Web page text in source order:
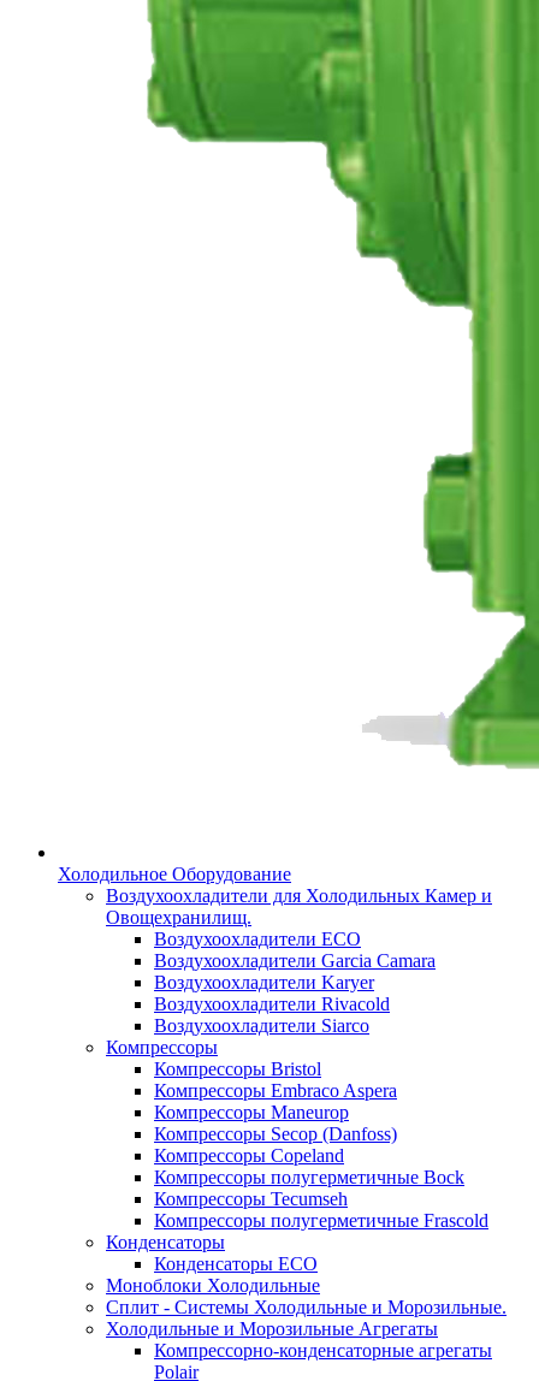
Холодильное Оборудование
Воздухоохладители для Холодильных Камер и
Овощехранилищ.
Воздухоохладители ECO
Воздухоохладители Garcia Camara
Воздухоохладители Karyer
Воздухоохладители Rivacold
Воздухоохладители Siarco
Компрессоры
Компрессоры Bristol
Компрессоры Embraco Aspera
Компрессоры Maneurop
Компрессоры Secop (Danfoss)
Компрессоры Copeland
Компрессоры полугерметичные Bock
Компрессоры Tecumseh
Компрессоры полугерметичные Frascold
Конденсаторы
Конденсаторы ECO
Моноблоки Холодильные
Сплит - Системы Холодильные и Морозильные.
Холодильные и Морозильные Агрегаты
Компрессорно-конденсаторные агрегаты
Polair